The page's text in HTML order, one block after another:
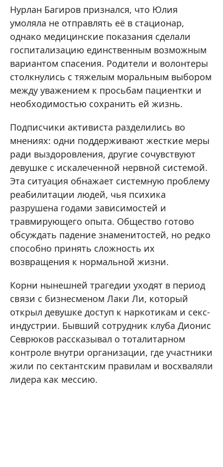
Нурлан Багиров признался, что Юлия
умоляла не отправлять её в стационар,
однако медицинские показания сделали
госпитализацию единственным возможным
вариантом спасения. Родители и волонтеры
столкнулись с тяжелым моральным выбором
между уважением к просьбам пациентки и
необходимостью сохранить ей жизнь.
Подписчики активиста разделились во
мнениях: одни поддерживают жесткие меры
ради выздоровления, другие сочувствуют
девушке с искалеченной нервной системой.
Эта ситуация обнажает системную проблему
реабилитации людей, чья психика
разрушена годами зависимостей и
травмирующего опыта. Общество готово
обсуждать падение знаменитостей, но редко
способно принять сложность их
возвращения к нормальной жизни.
Корни нынешней трагедии уходят в период
связи с бизнесменом Лаки Ли, который
открыл девушке доступ к наркотикам и секс-
индустрии. Бывший сотрудник клуба Дионис
Севрюков рассказывал о тоталитарном
контроле внутри организации, где участники
жили по сектантским правилам и восхваляли
лидера как мессию.